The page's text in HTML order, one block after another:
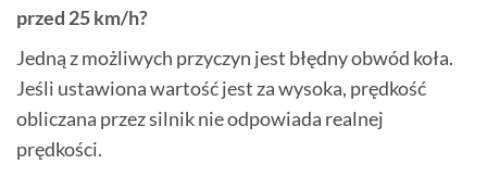
przed 25 km/h?
Jedną z możliwych przyczyn jest błędny obwód koła.
Jeśli ustawiona wartość jest za wysoka, prędkość
obliczana przez silnik nie odpowiada realnej
prędkości.